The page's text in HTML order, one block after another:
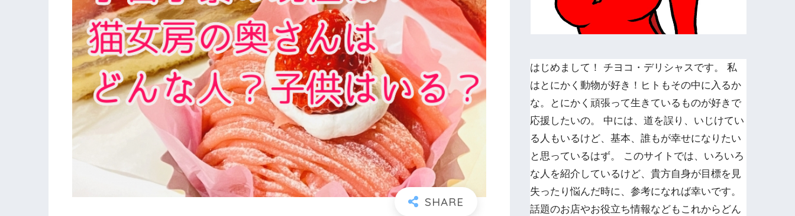
はじめまして！ チヨコ・デリシャスです。 私
はとにかく動物が好き！ヒトもその中に入るか
な。とにかく頑張って生きているものが好きで
応援したいの。 中には、道を誤り、いじけてい
る人もいるけど、基本、誰もが幸せになりたい
と思っているはず。 このサイトでは、いろいろ
な人を紹介しているけど、貴方自身が目標を見
失ったり悩んだ時に、参考になれば幸いです。
話題のお店やお役立ち情報などもこれからどん